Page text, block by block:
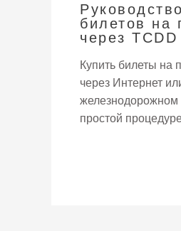
билетов на
через TCDD
Купить билеты на
через Интернет
железнодорожном
простой